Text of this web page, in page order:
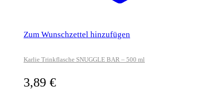
Zum Wunschzettel hinzufügen
Karlie Trinkflasche SNUGGLE BAR – 500 ml
3,89 €